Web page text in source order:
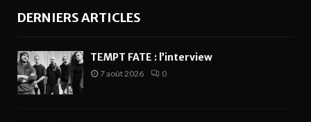
DERNIERS ARTICLES
TEMPT FATE : l’interview
7 août 2026 0